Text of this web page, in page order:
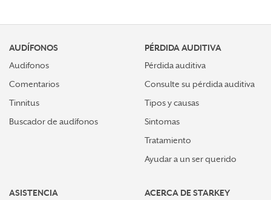
AUDÍFONOS
Audifonos
Comentarios
Tinnitus
Buscador de audífonos
PÉRDIDA AUDITIVA
Pérdida auditiva
Consulte su pérdida auditiva
Tipos y causas
Sintomas
Tratamiento
Ayudar a un ser querido
ASISTENCIA
ACERCA DE STARKEY